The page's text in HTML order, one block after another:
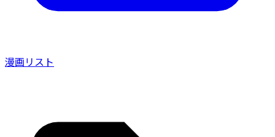
漫画リスト